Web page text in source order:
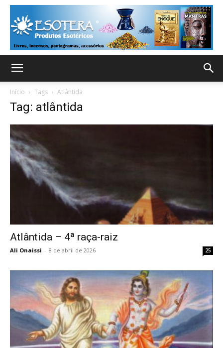
Início Tags Atlântida
Tag: atlântida
Atlântida – 4ª raça-raiz
Ali Onaissi - 8 de abril de 2026 25